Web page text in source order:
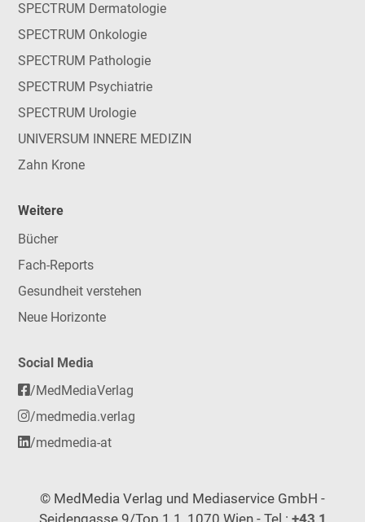
SPECTRUM Dermatologie
SPECTRUM Onkologie
SPECTRUM Pathologie
SPECTRUM Psychiatrie
SPECTRUM Urologie
UNIVERSUM INNERE MEDIZIN
Zahn Krone
Weitere
Bücher
Fach-Reports
Gesundheit verstehen
Neue Horizonte
Social Media
/MedMediaVerlag
/medmedia.verlag
/medmedia-at
© MedMedia Verlag und Mediaservice GmbH -